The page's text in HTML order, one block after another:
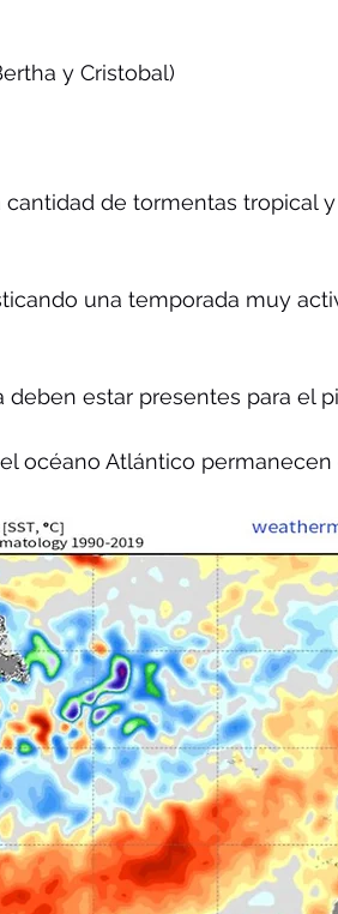
y Cristobal)
de tormentas tropical y
una temporada muy
estar presentes para el
océano Atlántico permanecen